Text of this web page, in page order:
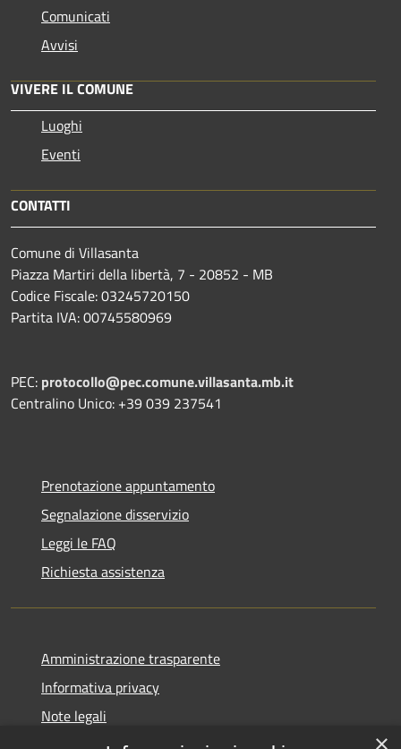
Comunicati
Avvisi
VIVERE IL COMUNE
Luoghi
Eventi
CONTATTI
Comune di Villasanta
Piazza Martiri della libertà, 7 - 20852 - MB
Codice Fiscale: 03245720150
Partita IVA: 00745580969
PEC: protocollo@pec.comune.villasanta.mb.it
Centralino Unico: +39 039 237541
Prenotazione appuntamento
Segnalazione disservizio
Leggi le FAQ
Richiesta assistenza
Amministrazione trasparente
Informativa privacy
Note legali
Dichiarazione di accessibilità